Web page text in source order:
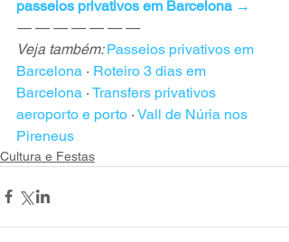
passeios privativos em Barcelona →
— — — — — — —
Veja também: Passeios privativos em
Barcelona · Roteiro 3 dias em
Barcelona · Transfers privativos
aeroporto e porto · Vall de Núria nos
Pireneus
Cultura e Festas